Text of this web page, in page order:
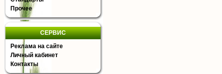
Прочее
СЕРВИС
Реклама на сайте
Личный кабинет
Контакты